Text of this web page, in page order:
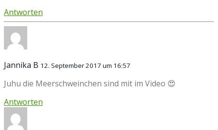
Antworten
Jannika B 12. September 2017 um 16:57
Juhu die Meerschweinchen sind mit im Video 😍
Antworten